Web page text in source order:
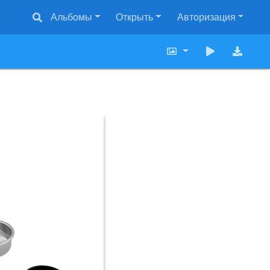
Альбомы Открыть Авторизация